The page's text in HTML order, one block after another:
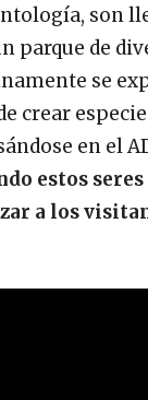
son
parque de
se
crear
en el
estos seres
a los